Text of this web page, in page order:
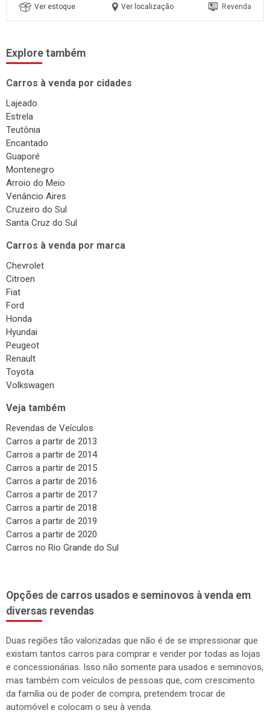
Ver estoque Ver localização Revenda
Explore também
Carros à venda por cidades
Lajeado
Estrela
Teutônia
Encantado
Guaporé
Montenegro
Arroio do Meio
Venâncio Aires
Cruzeiro do Sul
Santa Cruz do Sul
Carros à venda por marca
Chevrolet
Citroen
Fiat
Ford
Honda
Hyundai
Peugeot
Renault
Toyota
Volkswagen
Veja também
Revendas de Veículos
Carros a partir de 2013
Carros a partir de 2014
Carros a partir de 2015
Carros a partir de 2016
Carros a partir de 2017
Carros a partir de 2018
Carros a partir de 2019
Carros a partir de 2020
Carros no Rio Grande do Sul
Opções de carros usados e seminovos à venda em
diversas revendas
Duas regiões tão valorizadas que não é de se impressionar que
existam tantos carros para comprar e vender por todas as lojas
e concessionárias. Isso não somente para usados e seminovos,
mas também com veículos de pessoas que, com crescimento
da família ou de poder de compra, pretendem trocar de
automóvel e colocam o seu à venda.